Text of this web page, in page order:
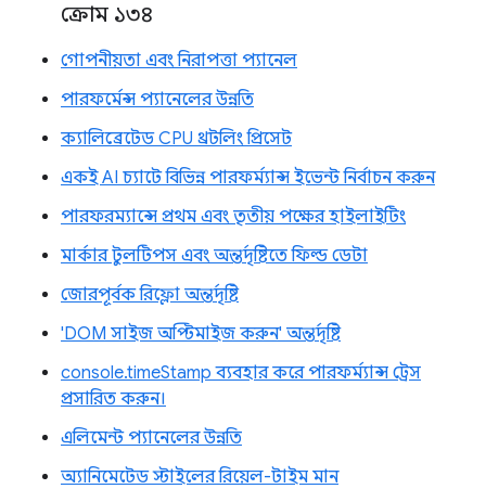
ক্রোম ১৩৪
গোপনীয়তা এবং নিরাপত্তা প্যানেল
পারফর্মেন্স প্যানেলের উন্নতি
ক্যালিব্রেটেড CPU থ্রটলিং প্রিসেট
একই AI চ্যাটে বিভিন্ন পারফর্ম্যান্স ইভেন্ট নির্বাচন করুন
পারফরম্যান্সে প্রথম এবং তৃতীয় পক্ষের হাইলাইটিং
মার্কার টুলটিপস এবং অন্তর্দৃষ্টিতে ফিল্ড ডেটা
জোরপূর্বক রিফ্লো অন্তর্দৃষ্টি
'DOM সাইজ অপ্টিমাইজ করুন' অন্তর্দৃষ্টি
console.timeStamp ব্যবহার করে পারফর্ম্যান্স ট্রেস
প্রসারিত করুন।
এলিমেন্ট প্যানেলের উন্নতি
অ্যানিমেটেড স্টাইলের রিয়েল-টাইম মান